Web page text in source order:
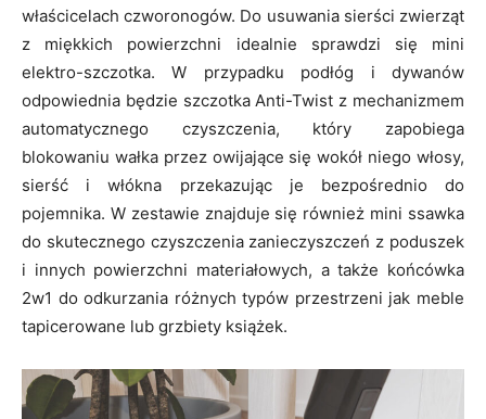
właścicelach czworonogów. Do usuwania sierści zwierząt
z miękkich powierzchni idealnie sprawdzi się mini
elektro-szczotka. W przypadku podłóg i dywanów
odpowiednia będzie szczotka Anti-Twist z mechanizmem
automatycznego czyszczenia, który zapobiega
blokowaniu wałka przez owijające się wokół niego włosy,
sierść i włókna przekazując je bezpośrednio do
pojemnika. W zestawie znajduje się również mini ssawka
do skutecznego czyszczenia zanieczyszczeń z poduszek
i innych powierzchni materiałowych, a także końcówka
2w1 do odkurzania różnych typów przestrzeni jak meble
tapicerowane lub grzbiety książek.